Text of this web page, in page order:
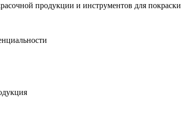
продукции и инструментов для покраски